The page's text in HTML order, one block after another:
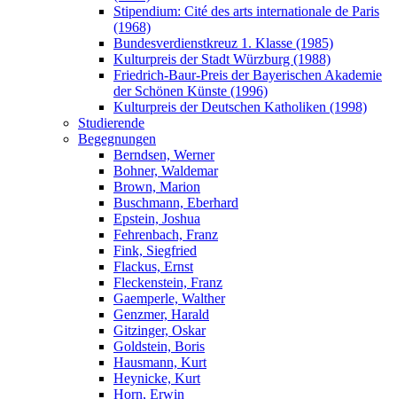
Stipendium: Cité des arts internationale de Paris
(1968)
Bundesverdienstkreuz 1. Klasse (1985)
Kulturpreis der Stadt Würzburg (1988)
Friedrich-Baur-Preis der Bayerischen Akademie
der Schönen Künste (1996)
Kulturpreis der Deutschen Katholiken (1998)
Studierende
Begegnungen
Berndsen, Werner
Bohner, Waldemar
Brown, Marion
Buschmann, Eberhard
Epstein, Joshua
Fehrenbach, Franz
Fink, Siegfried
Flackus, Ernst
Fleckenstein, Franz
Gaemperle, Walther
Genzmer, Harald
Gitzinger, Oskar
Goldstein, Boris
Hausmann, Kurt
Heynicke, Kurt
Horn, Erwin